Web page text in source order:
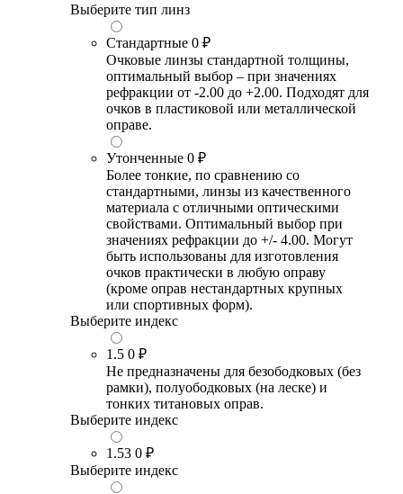
Выберите тип линз
Стандартные 0 ₽
Очковые линзы стандартной толщины,
оптимальный выбор – при значениях
рефракции от -2.00 до +2.00. Подходят для
очков в пластиковой или металлической
оправе.
Утонченные 0 ₽
Более тонкие, по сравнению со
стандартными, линзы из качественного
материала с отличными оптическими
свойствами. Оптимальный выбор при
значениях рефракции до +/- 4.00. Могут
быть использованы для изготовления
очков практически в любую оправу
(кроме оправ нестандартных крупных
или спортивных форм).
Выберите индекс
1.5 0 ₽
Не предназначены для безободковых (без
рамки), полуободковых (на леске) и
тонких титановых оправ.
Выберите индекс
1.53 0 ₽
Выберите индекс